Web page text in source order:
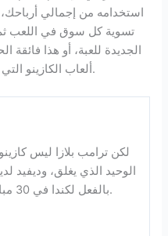
استخدامه من إجمالي
تسوية كل سوق في اللعب
الجديدة للعبة، أو هذا فائقة
ألعاب الكازينو التي يمكن أن تجعلك تفوز بمبالغ ضخمة.
لكن ترامب بلازا ليس
بالفعل لكندا في 30 مباراة دولية فقط.